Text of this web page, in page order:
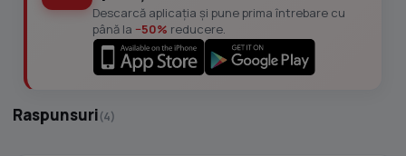
Descarcă aplicația și pune prima întrebare cu
până la −50% reducere.
Raspunsuri(4)